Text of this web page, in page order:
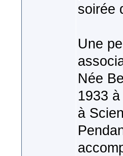
soirée
Une
Née
1933
à